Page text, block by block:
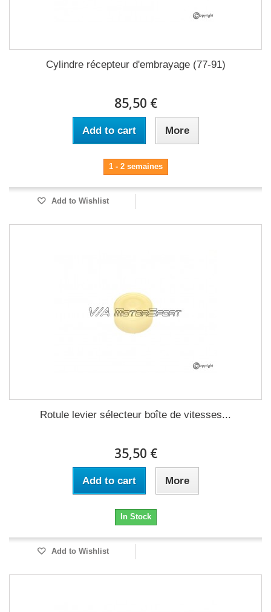
Cylindre récepteur d'embrayage (77-91)
85,50 €
Add to cart More
1 - 2 semaines
Add to Wishlist
Rotule levier sélecteur boîte de vitesses...
35,50 €
Add to cart More
In Stock
Add to Wishlist